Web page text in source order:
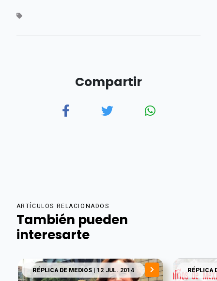
Compartir
ARTÍCULOS RELACIONADOS
También pueden
interesarte
RÉPLICA DE MEDIOS | 12 JUL. 2014 RÉPLICA